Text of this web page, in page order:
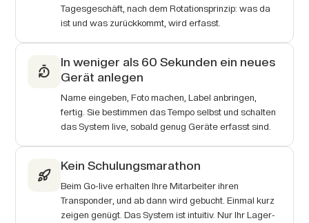
Tagesgeschäft, nach dem Rotationsprinzip: was da
ist und was zurückkommt, wird erfasst.
In weniger als 60 Sekunden ein neues
Gerät anlegen
Name eingeben, Foto machen, Label anbringen,
fertig. Sie bestimmen das Tempo selbst und schalten
das System live, sobald genug Geräte erfasst sind.
Kein Schulungsmarathon
Beim Go-live erhalten Ihre Mitarbeiter ihren
Transponder, und ab dann wird gebucht. Einmal kurz
zeigen genügt. Das System ist intuitiv. Nur Ihr Lager-